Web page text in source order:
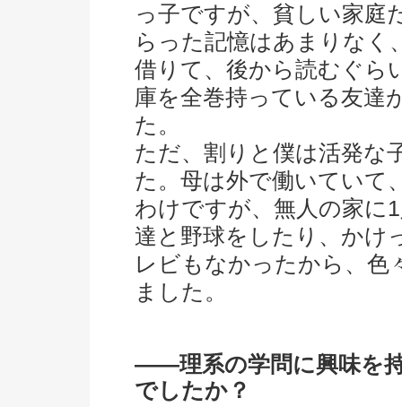
っ子ですが、貧しい家庭
らった記憶はあまりなく
借りて、後から読むぐら
庫を全巻持っている友達
た。
ただ、割りと僕は活発な
た。母は外で働いていて
わけですが、無人の家に
達と野球をしたり、かけ
レビもなかったから、色
ました。
――理系の学問に興味を
でしたか？